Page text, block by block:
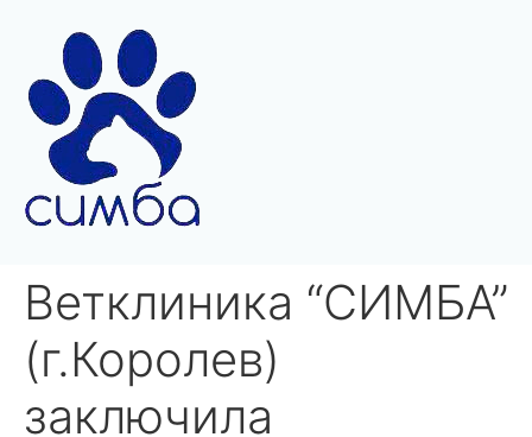
Ветклиника “СИМБА”
(г.Королев)
заключила